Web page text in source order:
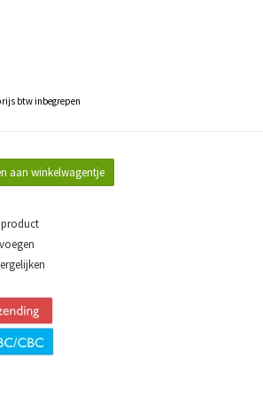
btw inbegrepen
aan winkelwagentje